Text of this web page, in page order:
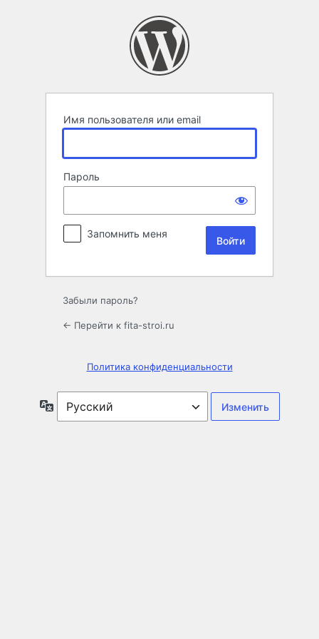
Имя пользователя или email
Пароль
Запомнить меня
Забыли пароль?
← Перейти к fita-stroi.ru
Политика конфиденциальности
Язык